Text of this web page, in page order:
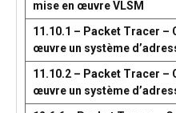
mise en œuvre VLSM
11.10.1 – Packet Tracer –
œuvre un système
11.10.2 – Packet Tracer –
œuvre un système